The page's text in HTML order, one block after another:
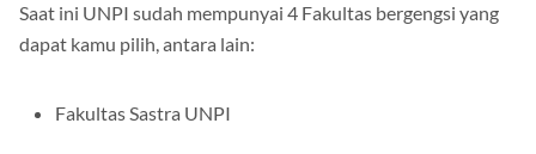
Saat ini UNPI sudah mempunyai 4 Fakultas bergengsi yang
dapat kamu pilih, antara lain:
Fakultas Sastra UNPI